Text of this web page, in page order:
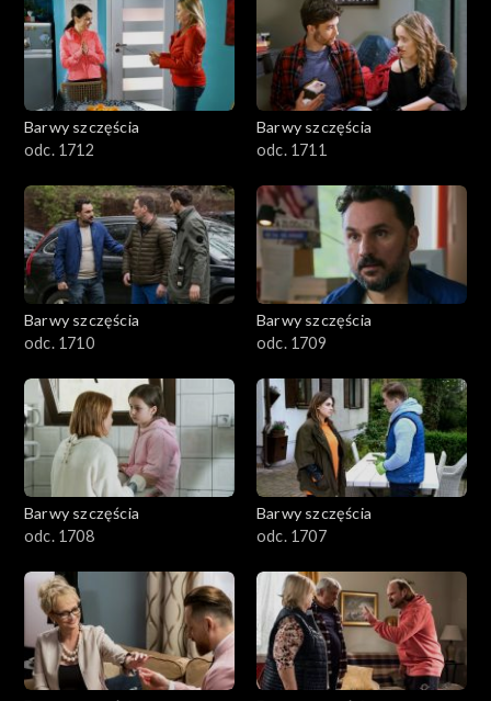
Barwy szczęścia
odc. 1712
Barwy szczęścia
odc. 1711
Barwy szczęścia
odc. 1710
Barwy szczęścia
odc. 1709
Barwy szczęścia
odc. 1708
Barwy szczęścia
odc. 1707